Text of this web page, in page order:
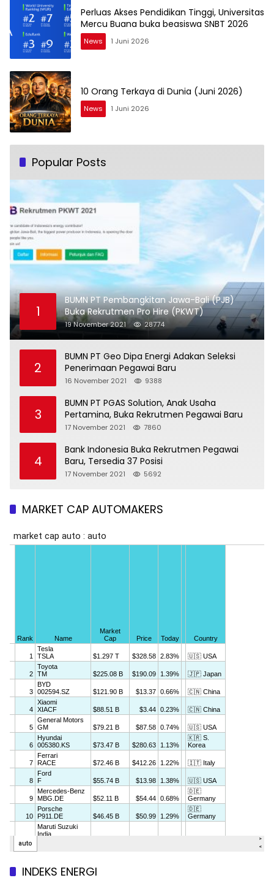
Perluas Akses Pendidikan Tinggi, Universitas
Mercu Buana buka beasiswa SNBT 2026
News 1 Juni 2026
10 Orang Terkaya di Dunia (Juni 2026)
News 1 Juni 2026
Popular Posts
1
BUMN PT Pembangkitan Jawa-Bali (PJB)
Buka Rekrutmen Pro Hire (PKWT)
19 November 2021 28774
2
BUMN PT Geo Dipa Energi Adakan Seleksi
Penerimaan Pegawai Baru
16 November 2021 9388
3
BUMN PT PGAS Solution, Anak Usaha
Pertamina, Buka Rekrutmen Pegawai Baru
17 November 2021 7860
4
Bank Indonesia Buka Rekrutmen Pegawai
Baru, Tersedia 37 Posisi
17 November 2021 5692
MARKET CAP AUTOMAKERS
INDEKS ENERGI